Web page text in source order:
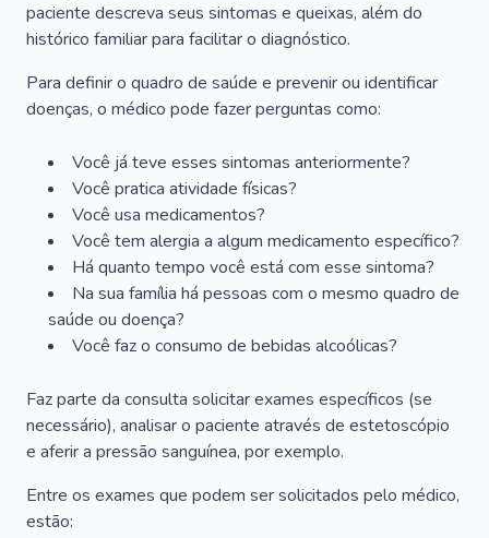
paciente descreva seus sintomas e queixas, além do
histórico familiar para facilitar o diagnóstico.
Para definir o quadro de saúde e prevenir ou identificar
doenças, o médico pode fazer perguntas como:
Você já teve esses sintomas anteriormente?
Você pratica atividade físicas?
Você usa medicamentos?
Você tem alergia a algum medicamento específico?
Há quanto tempo você está com esse sintoma?
Na sua família há pessoas com o mesmo quadro de
saúde ou doença?
Você faz o consumo de bebidas alcoólicas?
Faz parte da consulta solicitar exames específicos (se
necessário), analisar o paciente através de estetoscópio
e aferir a pressão sanguínea, por exemplo.
Entre os exames que podem ser solicitados pelo médico,
estão: